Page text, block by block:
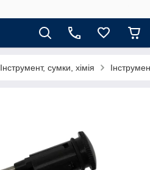
Інструмент, сумки, хімія